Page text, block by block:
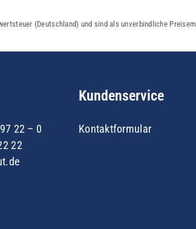
(Deutschland) und sind als unverbindliche
22 – 0
22
Kundenservice
Kontaktformular